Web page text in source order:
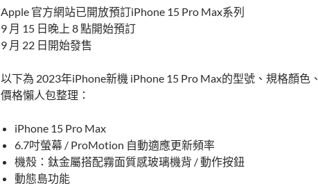
Apple 官方網站已開放預訂iPhone 15 Pro Max系列
9 月 15 日晚上 8 點開始預訂
9 月 22 日開始發售
以下為 2023年iPhone新機 iPhone 15 Pro Max的型號、規格顏色、
價格懶人包整理：
iPhone 15 Pro Max
6.7吋螢幕 / ProMotion 自動適應更新頻率
機殼：鈦金屬搭配霧面質感玻璃機背 / 動作按鈕
動態島功能